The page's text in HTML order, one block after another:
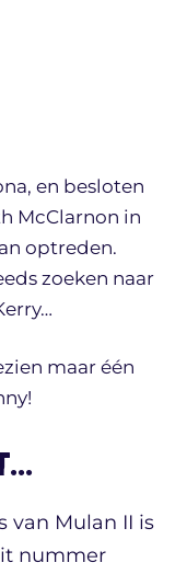
en besloten
McClarnon in
optreden.
zoeken naar
maar één
van Mulan II is
nummer